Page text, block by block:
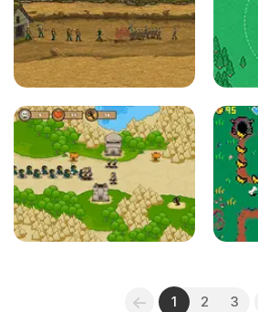
1 2 3